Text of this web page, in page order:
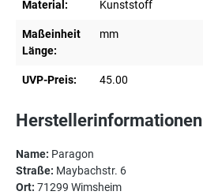
Material: Kunststoff
Maßeinheit
Länge:
mm
UVP-Preis: 45.00
Herstellerinformationen
Name: Paragon
Straße: Maybachstr. 6
Ort: 71299 Wimsheim